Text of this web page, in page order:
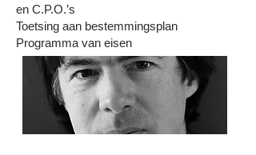
en C.P.O.’s
Toetsing aan bestemmingsplan
Programma van eisen